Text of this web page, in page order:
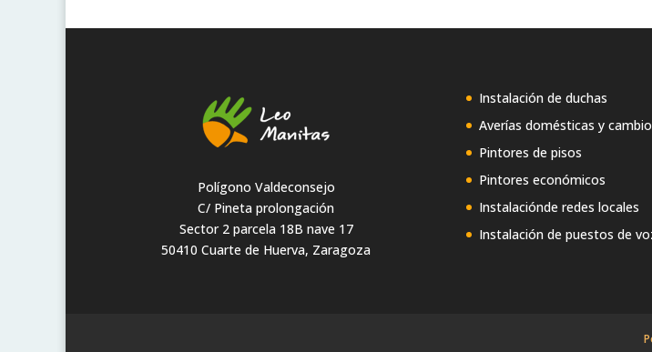
Polígono Valdeconsejo
C/ Pineta prolongación
Sector 2 parcela 18B nave 17
50410 Cuarte de Huerva, Zaragoza
Instalación de duchas
Averías domésticas y
Pintores de pisos
Pintores económicos
Instalaciónde redes locales
Instalación de puestos de